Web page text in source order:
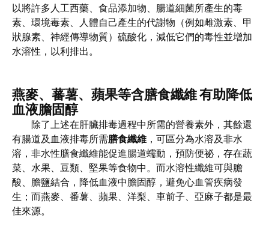
以將許多人工西藥、食品添加物、腸道細菌所產生的毒
素、環境毒素、人體自己產生的代謝物（例如雌激素、甲
狀腺素、神經傳導物質）硫酸化，減低它們的毒性並增加
水溶性，以利排出。
燕麥、蕃薯、蘋果等含膳食纖維 有助降低
血液膽固醇
除了上述在肝臟排毒過程中所需的營養素外，其餘還
有腸道及血液排毒所需膳食纖維 ，可區分為水溶及非水
溶，非水性膳食纖維能促進腸道蠕動，預防便祕，存在蔬
菜、水果、豆類、堅果等食物中。而水溶性纖維可與膽
酸、膽鹽結合，降低血液中膽固醇，避免心血管疾病發
生；而燕麥、番薯、蘋果、洋梨、車前子、亞麻子都是最
佳來源。